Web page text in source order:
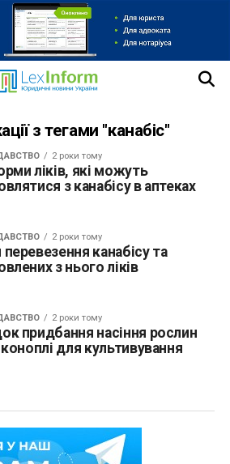
з тегами "канабіс"
2 роки тому
ліків, які можуть
з канабісу в аптеках
2 роки тому
канабісу та
з нього ліків
2 роки тому
придбання насіння рослин
коноплі для культивування